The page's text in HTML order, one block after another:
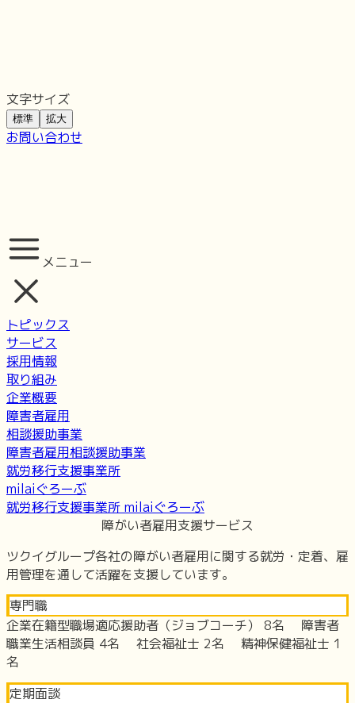
文字サイズ
標準 拡大
お問い合わせ
メニュー
トピックス
サービス
採用情報
取り組み
企業概要
障害者雇用
相談援助事業
障害者雇用相談援助事業
就労移行支援事業所
milaiぐろーぶ
就労移行支援事業所 milaiぐろーぶ
障がい者雇用支援サービス
ツクイグループ各社の障がい者雇用に関する就労・定着、雇
用管理を通して活躍を支援しています。
専門職
企業在籍型職場適応援助者（ジョブコーチ） 8名 障害者
職業生活相談員 4名 社会福祉士 2名 精神保健福祉士 1
名
定期面談